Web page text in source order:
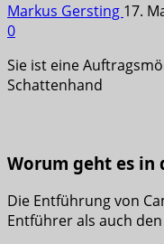
Markus Gersting 17.
0
Sie ist eine
Schattenhand
Worum geht es in
Die Entführung von
Entführer als auch